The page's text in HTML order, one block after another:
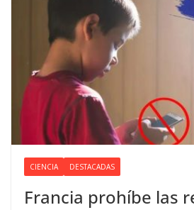
CIENCIA DESTACADAS
Francia prohíbe las